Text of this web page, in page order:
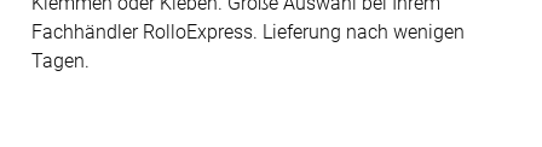
Fachhändler RolloExpress. Lieferung nach wenigen
Tagen.